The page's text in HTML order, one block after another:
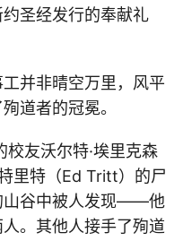
圣经发行的奉献礼
并非晴空万里，风平
道者的冠冕。
友沃尔特·埃里克森
里特（Ed Tritt）的尸
山谷中被人发现——他
。其他人接手了殉道